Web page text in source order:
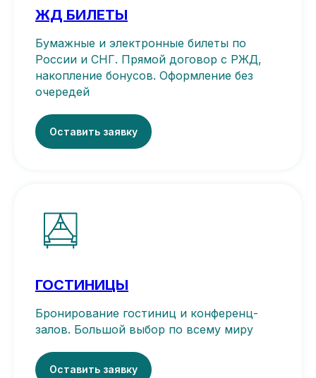
ЖД БИЛЕТЫ
Бумажные и электронные билеты по
России и СНГ. Прямой договор с РЖД,
накопление бонусов. Оформление без
очередей
Оставить заявку
ГОСТИНИЦЫ
Бронирование гостиниц и конференц-
залов. Большой выбор по всему миру
Оставить заявку